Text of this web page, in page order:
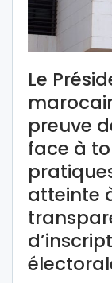
Le
preuve
face à
atteinte